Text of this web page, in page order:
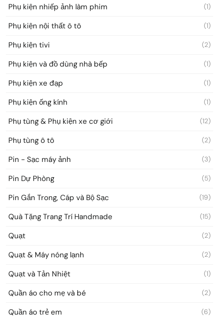
Phụ kiện nhiếp ảnh làm phim (1)
Phụ kiện nội thất ô tô (1)
Phụ kiện tivi (2)
Phụ kiện và đồ dùng nhà bếp (1)
Phụ kiện xe đạp (1)
Phụ kiện ống kính (1)
Phụ tùng & Phụ kiện xe cơ giới (12)
Phụ tùng ô tô (2)
Pin - Sạc máy ảnh (3)
Pin Dự Phòng (5)
Pin Gắn Trong, Cáp và Bộ Sạc (19)
Quà Tặng Trang Trí Handmade (15)
Quạt (2)
Quạt & Máy nóng lạnh (2)
Quạt và Tản Nhiệt (1)
Quần áo cho mẹ và bé (2)
Quần áo trẻ em (6)